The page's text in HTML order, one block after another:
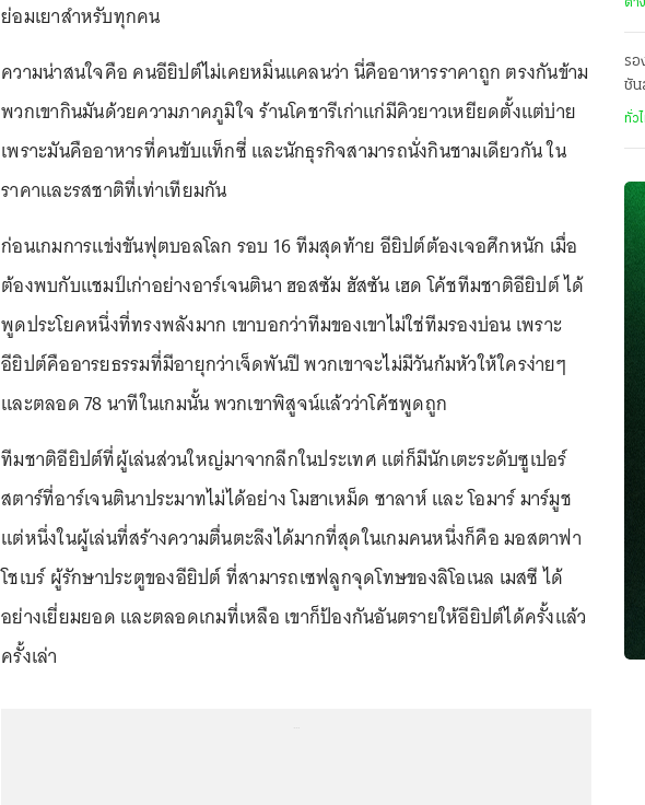
ย่อมเยาสำหรับทุกคน
ความน่าสนใจคือ คนอียิปต์ไม่เคยหมิ่นแคลนว่า นี่คืออาหารราคาถูก ตรงกันข้าม
พวกเขากินมันด้วยความภาคภูมิใจ ร้านโคชารีเก่าแก่มีคิวยาวเหยียดตั้งแต่บ่าย
เพราะมันคืออาหารที่คนขับแท็กซี่ และนักธุรกิจสามารถนั่งกินชามเดียวกัน ใน
ราคาและรสชาติที่เท่าเทียมกัน
ก่อนเกมการแข่งขันฟุตบอลโลก รอบ 16 ทีมสุดท้าย อียิปต์ต้องเจอศึกหนัก เมื่อ
ต้องพบกับแชมป์เก่าอย่างอาร์เจนตินา ฮอสซัม ฮัสซัน เฮด โค้ชทีมชาติอียิปต์ ได้
พูดประโยคหนึ่งที่ทรงพลังมาก เขาบอกว่าทีมของเขาไม่ใช่ทีมรองบ่อน เพราะ
อียิปต์คืออารยธรรมที่มีอายุกว่าเจ็ดพันปี พวกเขาจะไม่มีวันก้มหัวให้ใครง่ายๆ
และตลอด 78 นาทีในเกมนั้น พวกเขาพิสูจน์แล้วว่าโค้ชพูดถูก
ทีมชาติอียิปต์ที่ผู้เล่นส่วนใหญ่มาจากลีกในประเทศ แต่ก็มีนักเตะระดับซูเปอร์
สตาร์ที่อาร์เจนตินาประมาทไม่ได้อย่าง โมฮาเหม็ด ซาลาห์ และ โอมาร์ มาร์มูช
แต่หนึ่งในผู้เล่นที่สร้างความตื่นตะลึงได้มากที่สุดในเกมคนหนึ่งก็คือ มอสตาฟา
โชเบร์ ผู้รักษาประตูของอียิปต์ ที่สามารถเซฟลูกจุดโทษของลิโอเนล เมสซี ได้
อย่างเยี่ยมยอด และตลอดเกมที่เหลือ เขาก็ป้องกันอันตรายให้อียิปต์ได้ครั้งแล้ว
ครั้งเล่า
ต่า
รอ
ชัน
เ
ทั่ว